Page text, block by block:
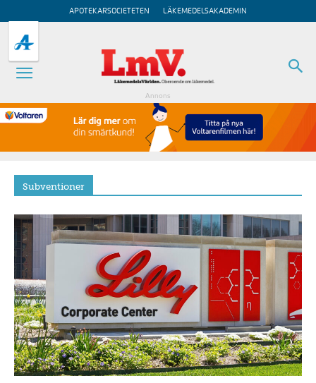
APOTEKARSOCIETETEN LÄKEMEDELSAKADEMIN
Annons
Subventioner